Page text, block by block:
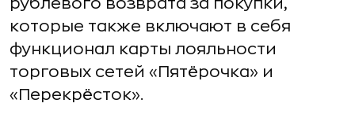
рублевого возврата за покупки,
которые также включают в себя
функционал карты лояльности
торговых сетей «Пятёрочка» и
«Перекрёсток».